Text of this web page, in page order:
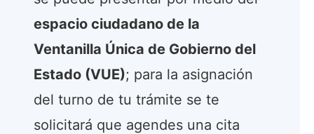
espacio ciudadano de la
Ventanilla Única de Gobierno del
Estado (VUE); para la asignación
del turno de tu trámite se te
solicitará que agendes una cita